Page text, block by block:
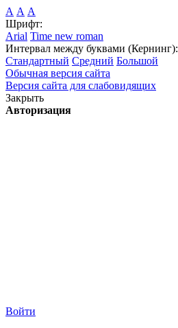
А А А
Шрифт:
Arial Time new roman
Интервал между буквами (Кернинг):
Стандартный Средний Большой
Обычная версия сайта
Версия сайта для слабовидящих
Закрыть
Авторизация
Войти